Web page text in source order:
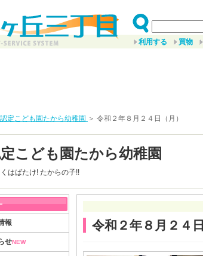
利用する 買物
認定こども園たから幼稚園 ＞ 令和２年８月２４日（月）
こども園たから幼稚園
はばたけ! たからの子!!
令和２年８月２４日
報
せNEW